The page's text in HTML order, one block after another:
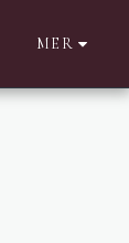
MER